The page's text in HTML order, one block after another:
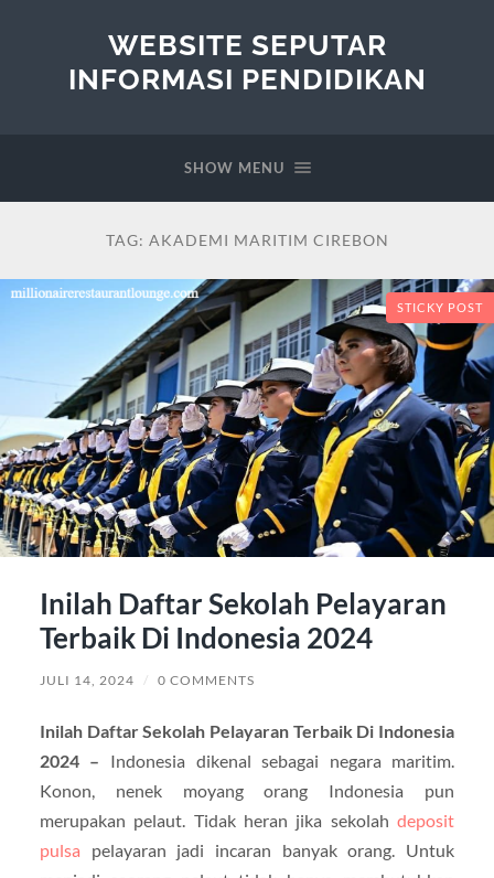
WEBSITE SEPUTAR
INFORMASI PENDIDIKAN
SHOW MENU
TAG: AKADEMI MARITIM CIREBON
STICKY POST
Inilah Daftar Sekolah Pelayaran
Terbaik Di Indonesia 2024
JULI 14, 2024 / 0 COMMENTS
Inilah Daftar Sekolah Pelayaran Terbaik Di Indonesia
2024 – Indonesia dikenal sebagai negara maritim.
Konon, nenek moyang orang Indonesia pun
merupakan pelaut. Tidak heran jika sekolahdeposit
pulsa pelayaran jadi incaran banyak orang. Untuk